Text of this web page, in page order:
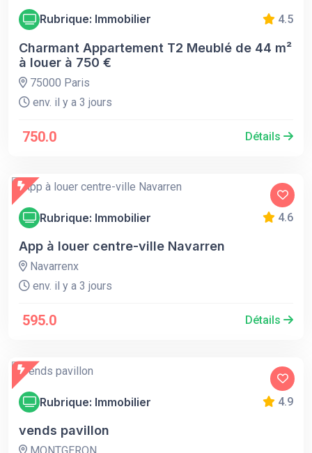
Rubrique: Immobilier 4.5
Charmant Appartement T2 Meublé de 44 m²
à louer à 750 €
75000 Paris
env. il y a 3 jours
750.0 Détails
Rubrique: Immobilier 4.6
App à louer centre-ville Navarren
Navarrenx
env. il y a 3 jours
595.0 Détails
Rubrique: Immobilier 4.9
vends pavillon